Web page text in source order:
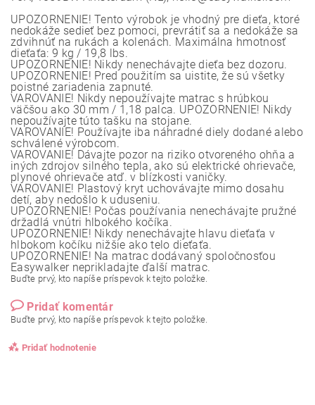
UPOZORNENIE! Tento výrobok je vhodný pre dieťa, ktoré
nedokáže sedieť bez pomoci, prevrátiť sa a nedokáže sa
zdvihnúť na rukách a kolenách. Maximálna hmotnosť
dieťaťa: 9 kg / 19,8 lbs.
UPOZORNENIE! Nikdy nenechávajte dieťa bez dozoru.
UPOZORNENIE! Pred použitím sa uistite, že sú všetky
poistné zariadenia zapnuté.
VAROVANIE! Nikdy nepoužívajte matrac s hrúbkou
väčšou ako 30 mm / 1,18 palca. UPOZORNENIE! Nikdy
nepoužívajte túto tašku na stojane.
VAROVANIE! Používajte iba náhradné diely dodané alebo
schválené výrobcom.
VAROVANIE! Dávajte pozor na riziko otvoreného ohňa a
iných zdrojov silného tepla, ako sú elektrické ohrievače,
plynové ohrievače atď. v blízkosti vaničky.
VAROVANIE! Plastový kryt uchovávajte mimo dosahu
detí, aby nedošlo k uduseniu.
UPOZORNENIE! Počas používania nenechávajte pružné
držadlá vnútri hlbokého kočíka.
UPOZORNENIE! Nikdy nenechávajte hlavu dieťaťa v
hlbokom kočíku nižšie ako telo dieťaťa.
UPOZORNENIE! Na matrac dodávaný spoločnosťou
Easywalker neprikladajte ďalší matrac.
Buďte prvý, kto napíše príspevok k tejto položke.
Pridať komentár
Buďte prvý, kto napíše príspevok k tejto položke.
Pridať hodnotenie